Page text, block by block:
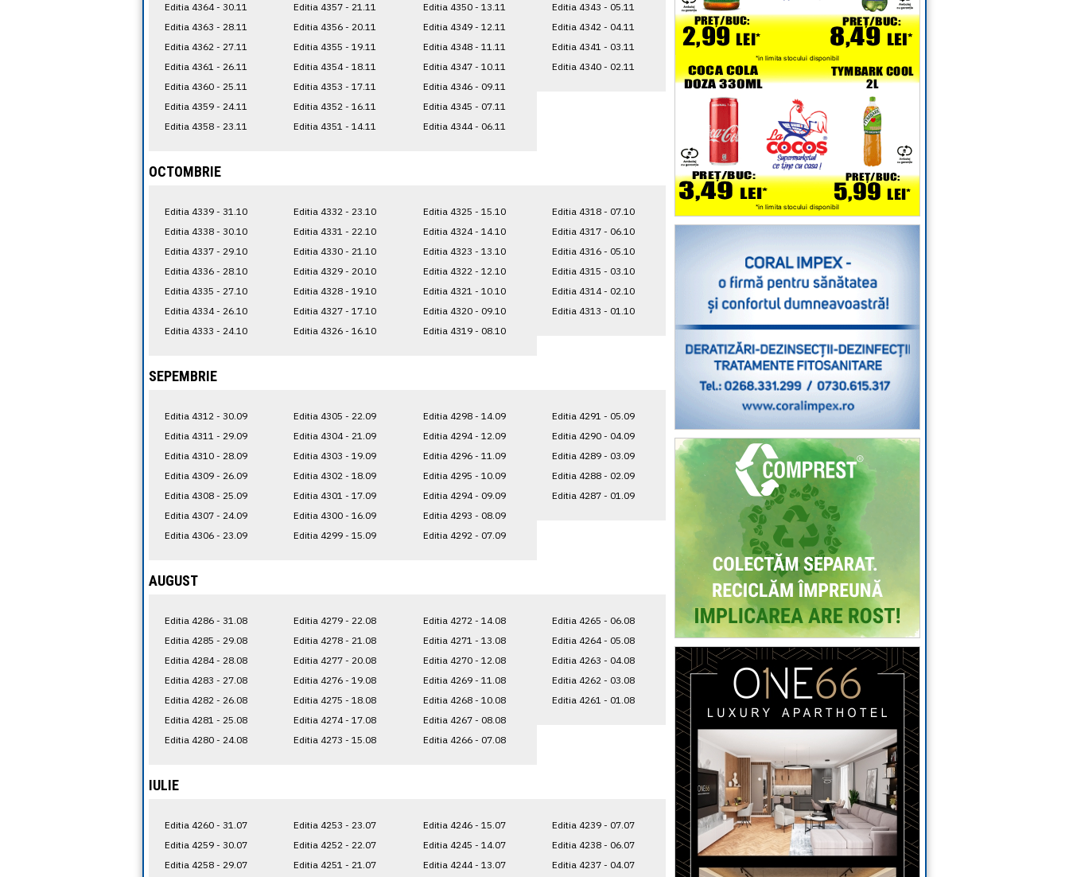
Editia 4364 - 30.11
Editia 4363 - 28.11
Editia 4362 - 27.11
Editia 4361 - 26.11
Editia 4360 - 25.11
Editia 4359 - 24.11
Editia 4358 - 23.11
Editia 4357 - 21.11
Editia 4356 - 20.11
Editia 4355 - 19.11
Editia 4354 - 18.11
Editia 4353 - 17.11
Editia 4352 - 16.11
Editia 4351 - 14.11
Editia 4350 - 13.11
Editia 4349 - 12.11
Editia 4348 - 11.11
Editia 4347 - 10.11
Editia 4346 - 09.11
Editia 4345 - 07.11
Editia 4344 - 06.11
Editia 4343 - 05.11
Editia 4342 - 04.11
Editia 4341 - 03.11
Editia 4340 - 02.11
OCTOMBRIE
Editia 4339 - 31.10
Editia 4338 - 30.10
Editia 4337 - 29.10
Editia 4336 - 28.10
Editia 4335 - 27.10
Editia 4334 - 26.10
Editia 4333 - 24.10
Editia 4332 - 23.10
Editia 4331 - 22.10
Editia 4330 - 21.10
Editia 4329 - 20.10
Editia 4328 - 19.10
Editia 4327 - 17.10
Editia 4326 - 16.10
Editia 4325 - 15.10
Editia 4324 - 14.10
Editia 4323 - 13.10
Editia 4322 - 12.10
Editia 4321 - 10.10
Editia 4320 - 09.10
Editia 4319 - 08.10
Editia 4318 - 07.10
Editia 4317 - 06.10
Editia 4316 - 05.10
Editia 4315 - 03.10
Editia 4314 - 02.10
Editia 4313 - 01.10
SEPEMBRIE
Editia 4312 - 30.09
Editia 4311 - 29.09
Editia 4310 - 28.09
Editia 4309 - 26.09
Editia 4308 - 25.09
Editia 4307 - 24.09
Editia 4306 - 23.09
Editia 4305 - 22.09
Editia 4304 - 21.09
Editia 4303 - 19.09
Editia 4302 - 18.09
Editia 4301 - 17.09
Editia 4300 - 16.09
Editia 4299 - 15.09
Editia 4298 - 14.09
Editia 4294 - 12.09
Editia 4296 - 11.09
Editia 4295 - 10.09
Editia 4294 - 09.09
Editia 4293 - 08.09
Editia 4292 - 07.09
Editia 4291 - 05.09
Editia 4290 - 04.09
Editia 4289 - 03.09
Editia 4288 - 02.09
Editia 4287 - 01.09
AUGUST
Editia 4286 - 31.08
Editia 4285 - 29.08
Editia 4284 - 28.08
Editia 4283 - 27.08
Editia 4282 - 26.08
Editia 4281 - 25.08
Editia 4280 - 24.08
Editia 4279 - 22.08
Editia 4278 - 21.08
Editia 4277 - 20.08
Editia 4276 - 19.08
Editia 4275 - 18.08
Editia 4274 - 17.08
Editia 4273 - 15.08
Editia 4272 - 14.08
Editia 4271 - 13.08
Editia 4270 - 12.08
Editia 4269 - 11.08
Editia 4268 - 10.08
Editia 4267 - 08.08
Editia 4266 - 07.08
Editia 4265 - 06.08
Editia 4264 - 05.08
Editia 4263 - 04.08
Editia 4262 - 03.08
Editia 4261 - 01.08
IULIE
Editia 4260 - 31.07
Editia 4259 - 30.07
Editia 4258 - 29.07
Editia 4253 - 23.07
Editia 4252 - 22.07
Editia 4251 - 21.07
Editia 4246 - 15.07
Editia 4245 - 14.07
Editia 4244 - 13.07
Editia 4239 - 07.07
Editia 4238 - 06.07
Editia 4237 - 04.07